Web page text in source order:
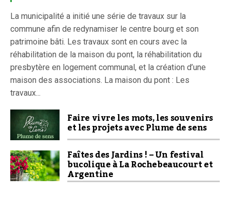
La municipalité a initié une série de travaux sur la
commune afin de redynamiser le centre bourg et son
patrimoine bâti. Les travaux sont en cours avec la
réhabilitation de la maison du pont, la réhabilitation du
presbytère en logement communal, et la création d’une
maison des associations. La maison du pont : Les
travaux...
Faire vivre les mots, les souvenirs
et les projets avec Plume de sens
Faîtes des Jardins ! – Un festival
bucolique à La Rochebeaucourt et
Argentine